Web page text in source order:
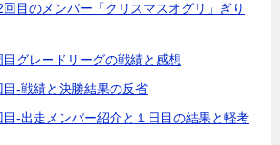
目のメンバー「クリスマスオグリ」ぎり
グレードリーグの戦績と感想
目-戦績と決勝結果の反省
目-出走メンバー紹介と１日目の結果と軽考